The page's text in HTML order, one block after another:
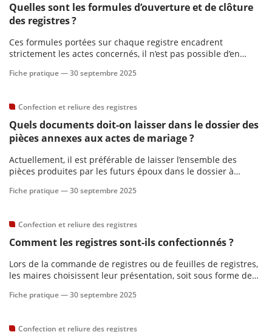
Quelles sont les formules d’ouverture et de clôture
des registres ?
Ces formules portées sur chaque registre encadrent
strictement les actes concernés, il n’est pas possible d’en
Fiche pratique —30 septembre 2025
Confection et reliure des registres
Quels documents doit-on laisser dans le dossier des
pièces annexes aux actes de mariage ?
Actuellement, il est préférable de laisser l’ensemble des
pièces produites par les futurs époux dans le dossier à
Fiche pratique —30 septembre 2025
Confection et reliure des registres
Comment les registres sont-ils confectionnés ?
Lors de la commande de registres ou de feuilles de registres,
les maires choisissent leur présentation, soit sous forme de
Le papier spécial utilisé pour les registres est fourni par l’ITVF.
Fiche pratique —30 septembre 2025
Confection et reliure des registres